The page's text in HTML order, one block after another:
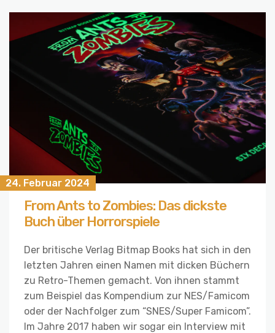
24. Februar 2024
From Ants to Zombies: Das dickste
Buch über Horrorspiele
Der britische Verlag Bitmap Books hat sich in den
letzten Jahren einen Namen mit dicken Büchern
zu Retro-Themen gemacht. Von ihnen stammt
zum Beispiel das Kompendium zur NES/Famicom
oder der Nachfolger zum “SNES/Super Famicom”.
Im Jahre 2017 haben wir sogar ein Interview mit